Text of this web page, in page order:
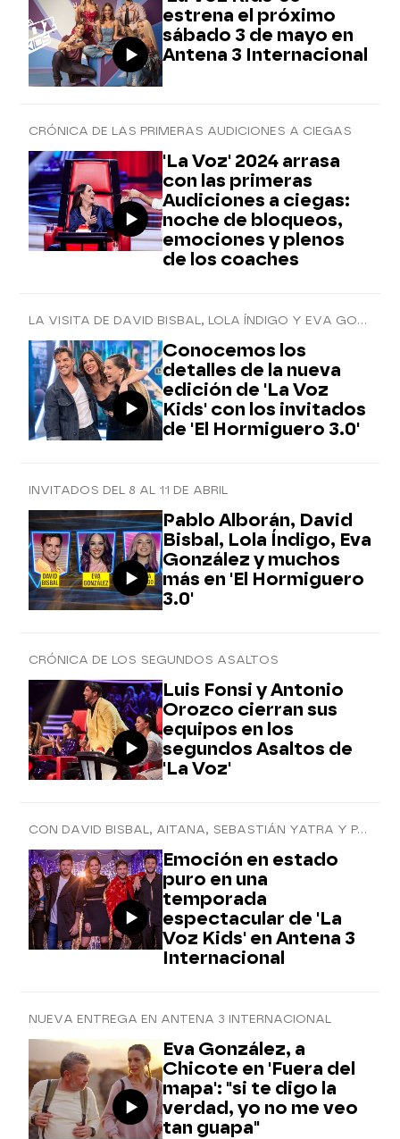
estrena el próximo
sábado 3 de mayo en
Antena 3 Internacional
CRÓNICA DE LAS PRIMERAS AUDICIONES A CIEGAS
'La Voz' 2024 arrasa
con las primeras
Audiciones a ciegas:
noche de bloqueos,
emociones y plenos
de los coaches
LA VISITA DE DAVID BISBAL, LOLA ÍNDIGO Y EVA GONZÁLEZ
Conocemos los
detalles de la nueva
edición de 'La Voz
Kids' con los invitados
de 'El Hormiguero 3.0'
INVITADOS DEL 8 AL 11 DE ABRIL
Pablo Alborán, David
Bisbal, Lola Índigo, Eva
González y muchos
más en 'El Hormiguero
3.0'
CRÓNICA DE LOS SEGUNDOS ASALTOS
Luis Fonsi y Antonio
Orozco cierran sus
equipos en los
segundos Asaltos de
'La Voz'
CON DAVID BISBAL, AITANA, SEBASTIÁN YATRA Y PABLO LÓPEZ COMO COACHES
Emoción en estado
puro en una
temporada
espectacular de 'La
Voz Kids' en Antena 3
Internacional
NUEVA ENTREGA EN ANTENA 3 INTERNACIONAL
Eva González, a
Chicote en 'Fuera del
mapa': "si te digo la
verdad, yo no me veo
tan guapa"